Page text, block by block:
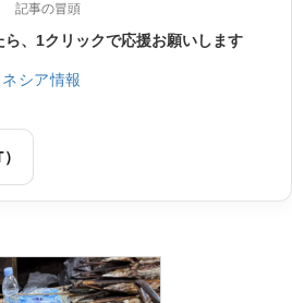
記事の冒頭
ら、1クリックで応援お願いします